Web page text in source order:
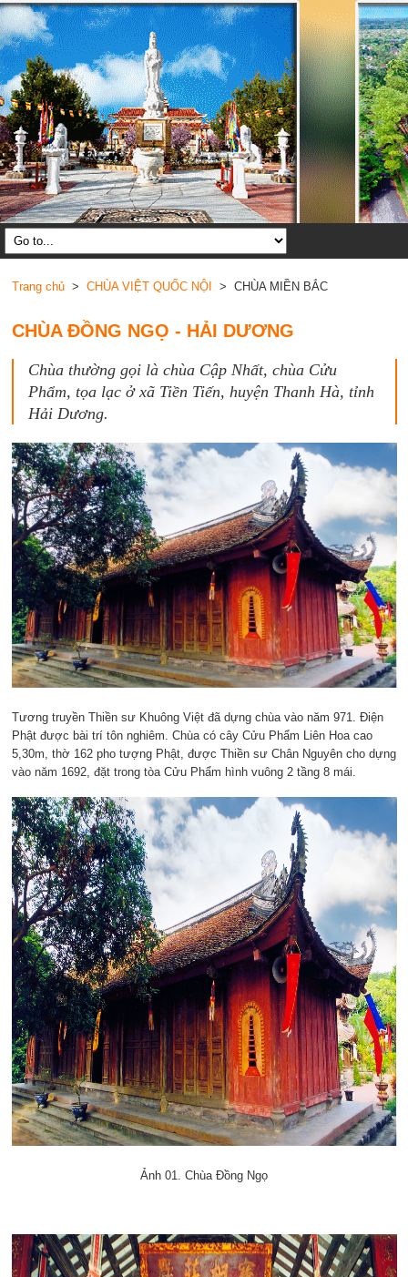
Trang chủ> CHÙA VIỆT QUỐC NỘI > CHÙA MIỀN BẮC
CHÙA ĐỒNG NGỌ - HẢI DƯƠNG
Chùa thường gọi là chùa Cập Nhất, chùa Cửu
Phẩm, tọa lạc ở xã Tiền Tiến, huyện Thanh Hà, tỉnh
Hải Dương.
Tương truyền Thiền sư Khuông Việt đã dựng chùa vào năm 971. Điện
Phật được bài trí tôn nghiêm. Chùa có cây Cửu Phẩm Liên Hoa cao
5,30m, thờ 162 pho tượng Phật, được Thiền sư Chân Nguyên cho dựng
vào năm 1692, đặt trong tòa Cửu Phẩm hình vuông 2 tầng 8 mái.
Ảnh 01. Chùa Đồng Ngọ